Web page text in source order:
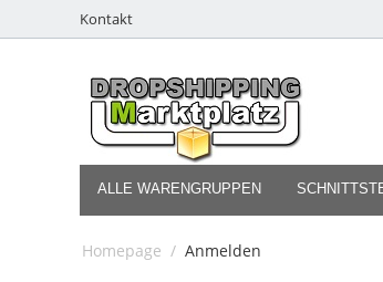
Kontakt
ALLE WARENGRUPPEN
Homepage / Anmelden